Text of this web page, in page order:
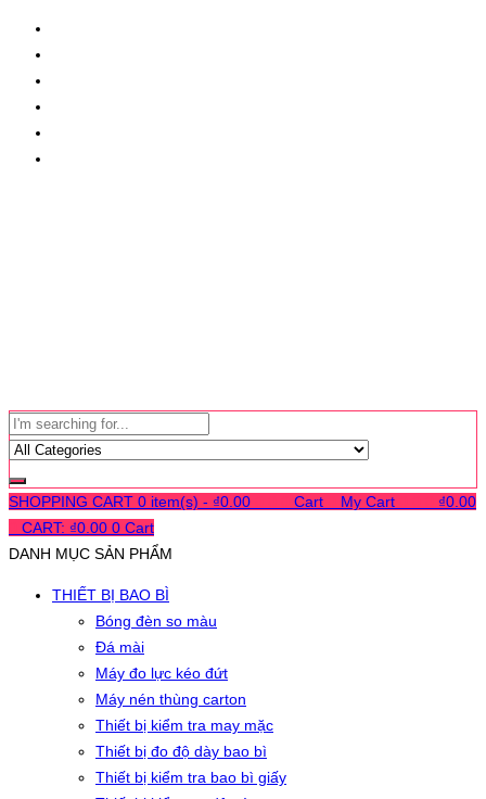
SHOPPING CART 0 item(s) - ₫0.00 Cart My Cart ₫0.00
CART: ₫0.00 0 Cart
DANH MỤC SẢN PHẨM
THIẾT BỊ BAO BÌ
Bóng đèn so màu
Đá mài
Máy đo lực kéo đứt
Máy nén thùng carton
Thiết bị kiểm tra may mặc
Thiết bị đo độ dày bao bì
Thiết bị kiểm tra bao bì giấy